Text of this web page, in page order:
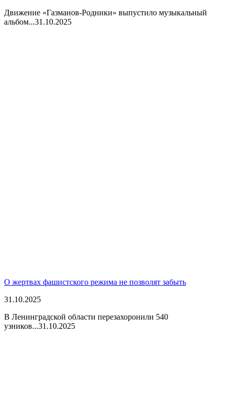
Движение «Газманов-Родники» выпустило музыкальный
альбом...31.10.2025
О жертвах фашистского режима не позволят забыть
31.10.2025
В Ленинградской области перезахоронили 540
узников...31.10.2025